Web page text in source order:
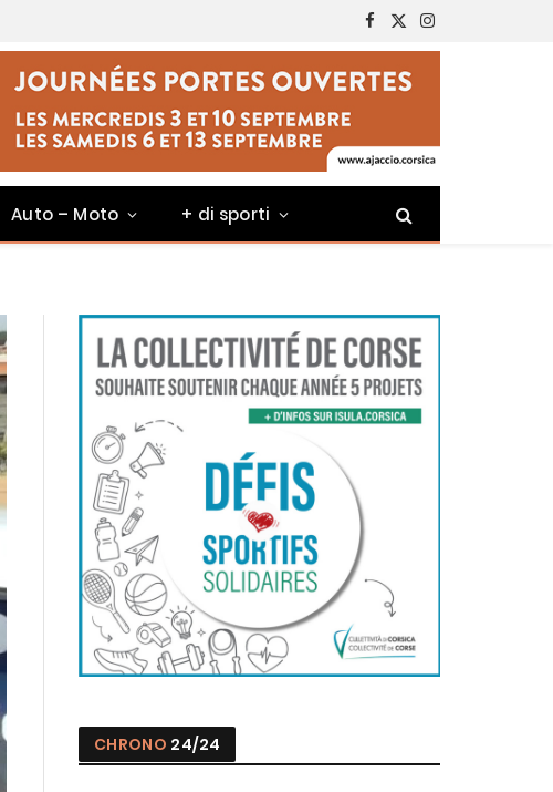
Facebook
X
(Twitter)
Instagram
Auto – Moto + di sporti
CHRONO 24/24